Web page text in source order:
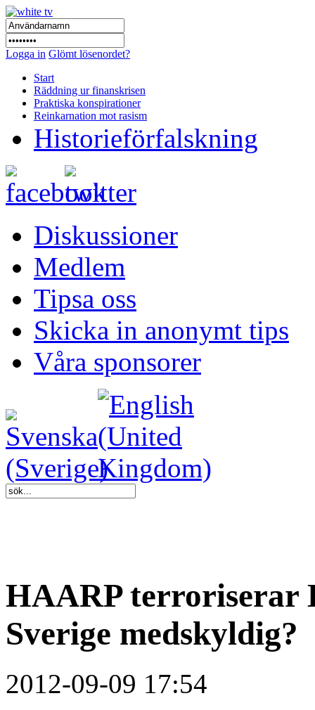
Logga in Glömt lösenordet?
Start
Räddning ur finanskrisen
Praktiska konspirationer
Reinkarnation mot rasism
Historieförfalskning
Diskussioner
Medlem
Tipsa oss
Skicka in anonymt tips
Våra sponsorer
HAARP terroriserar
Sverige medskyldig?
2012-09-09 17:54